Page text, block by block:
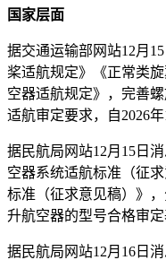
国家层面
据交通运输部网站12月
桨适航规定》《正常类
空器适航规定》，完善
适航审定要求，自2026年
据民航局网站12月15日
空器系统适航标准（征
标准（征求意见稿）》
升航空器的型号合格审定
据民航局网站12月16日